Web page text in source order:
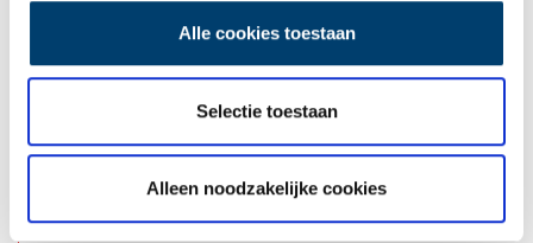
Alle cookies toestaan
Selectie toestaan
Alleen noodzakelijke cookies